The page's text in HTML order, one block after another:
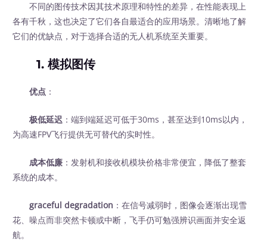
不同的图传技术因其技术原理和特性的差异，在性能表现上
各有千秋，这也决定了它们各自最适合的应用场景。清晰地了解
它们的优缺点，对于选择合适的无人机系统至关重要。
1. 模拟图传
优点 ：
极低延迟 ：端到端延迟可低于30ms，甚至达到10ms以内，
为高速FPV飞行提供无可替代的实时性。
成本低廉 ：发射机和接收机模块价格非常便宜，降低了整套
系统的成本。
graceful degradation ：在信号减弱时，图像会逐渐出现雪
花、噪点而非突然卡顿或中断，飞手仍可勉强辨识画面并安全返
航。